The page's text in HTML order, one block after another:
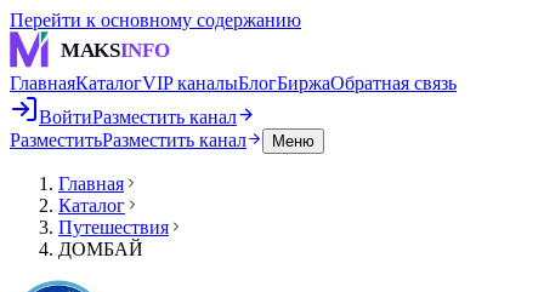
Перейти к основному содержанию
MAKSINFO
ГлавнаяКаталогVIP каналыБлогБиржаОбратная связь
ВойтиРазместить канал
РазместитьРазместить канал Меню
Главная
Каталог
Путешествия
ДОМБАЙ